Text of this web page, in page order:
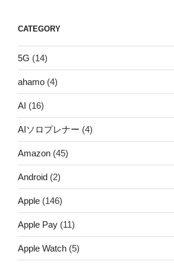
CATEGORY
5G (14)
ahamo (4)
AI (16)
AIソロプレナー (4)
Amazon (45)
Android (2)
Apple (146)
Apple Pay (11)
Apple Watch (5)